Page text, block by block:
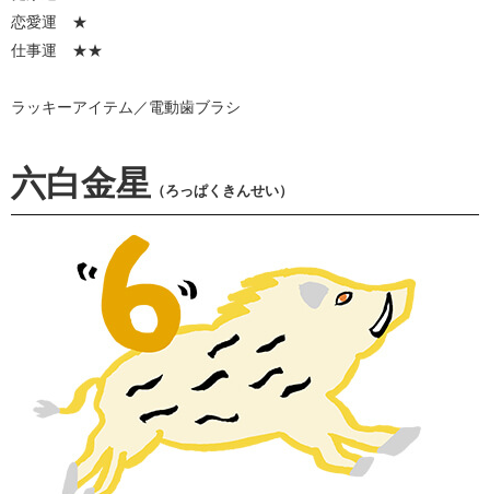
恋愛運 ★
仕事運 ★★
ラッキーアイテム／電動歯ブラシ
六白金星 （ろっぱくきんせい）